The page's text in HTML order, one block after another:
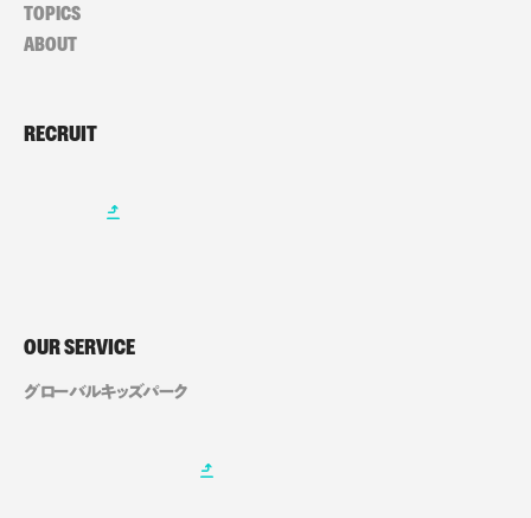
TOPICS
ABOUT
RECRUIT
OUR SERVICE
グローバルキッズパーク